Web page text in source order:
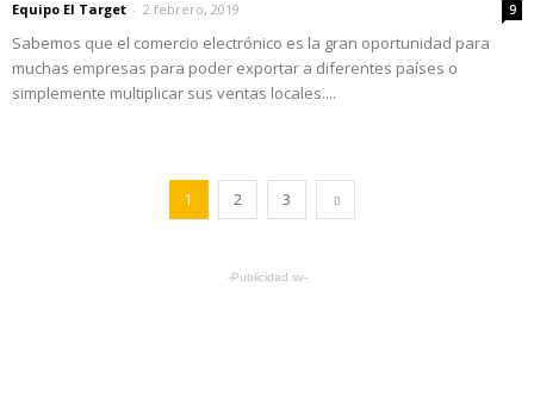
Equipo El Target - 2 febrero, 2019 9
Sabemos que el comercio electrónico es la gran oportunidad para
muchas empresas para poder exportar a diferentes países o
simplemente multiplicar sus ventas locales....
1 2 3
-Publicidad sv-